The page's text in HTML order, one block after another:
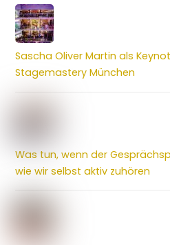
Sascha Oliver Martin als
Stagemastery München
Was tun, wenn der
wie wir selbst aktiv zuhören